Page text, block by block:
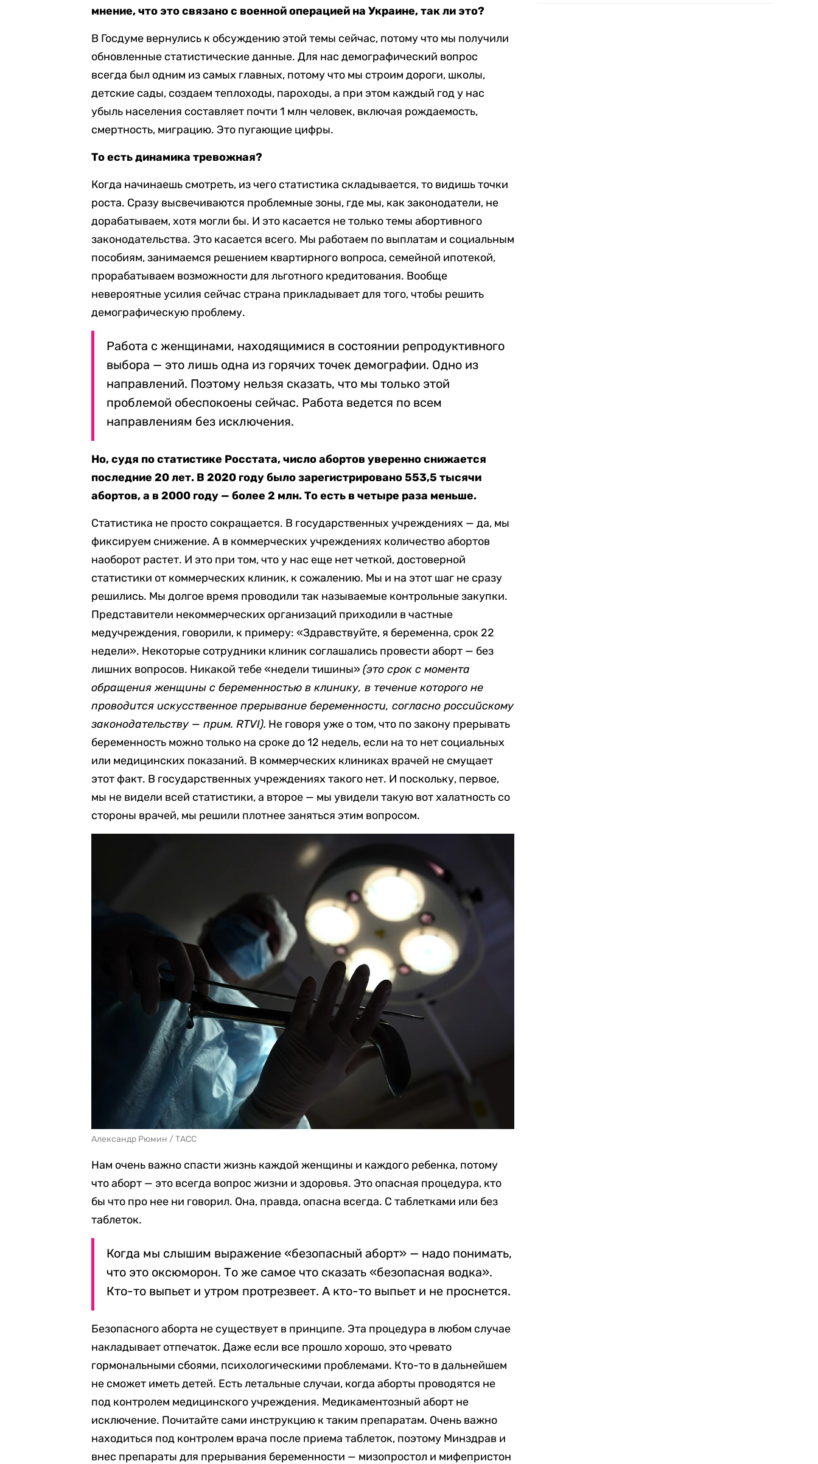
мнение, что это связано с военной операцией на Украине, так ли это?
В Госдуме вернулись к обсуждению этой темы сейчас, потому что мы получили
обновленные статистические данные. Для нас демографический вопрос
всегда был одним из самых главных, потому что мы строим дороги, школы,
детские сады, создаем теплоходы, пароходы, а при этом каждый год у нас
убыль населения составляет почти 1 млн человек, включая рождаемость,
смертность, миграцию. Это пугающие цифры.
То есть динамика тревожная?
Когда начинаешь смотреть, из чего статистика складывается, то видишь точки
роста. Сразу высвечиваются проблемные зоны, где мы, как законодатели, не
дорабатываем, хотя могли бы. И это касается не только темы абортивного
законодательства. Это касается всего. Мы работаем по выплатам и социальным
пособиям, занимаемся решением квартирного вопроса, семейной ипотекой,
прорабатываем возможности для льготного кредитования. Вообще
невероятные усилия сейчас страна прикладывает для того, чтобы решить
демографическую проблему.
Работа с женщинами, находящимися в состоянии репродуктивного
выбора — это лишь одна из горячих точек демографии. Одно из
направлений. Поэтому нельзя сказать, что мы только этой
проблемой обеспокоены сейчас. Работа ведется по всем
направлениям без исключения.
Но, судя по статистике Росстата, число абортов уверенно снижается
последние 20 лет. В 2020 году было зарегистрировано 553,5 тысячи
абортов, а в 2000 году — более 2 млн. То есть в четыре раза меньше.
Статистика не просто сокращается. В государственных учреждениях — да, мы
фиксируем снижение. А в коммерческих учреждениях количество абортов
наоборот растет. И это при том, что у нас еще нет четкой, достоверной
статистики от коммерческих клиник, к сожалению. Мы и на этот шаг не сразу
решились. Мы долгое время проводили так называемые контрольные закупки.
Представители некоммерческих организаций приходили в частные
медучреждения, говорили, к примеру: «Здравствуйте, я беременна, срок 22
недели». Некоторые сотрудники клиник соглашались провести аборт — без
лишних вопросов. Никакой тебе«недели тишины»(это срок с момента
обращения женщины с беременностью в клинику, в течение которого не
проводится искусственное прерывание беременности, согласно российскому
законодательству — прим. RTVI). Не говоря уже о том, что по закону прерывать
беременность можно только на сроке до 12 недель, если на то нет социальных
или медицинских показаний. В коммерческих клиниках врачей не смущает
этот факт. В государственных учреждениях такого нет. И поскольку, первое,
мы не видели всей статистики, а второе — мы увидели такую вот халатность со
стороны врачей, мы решили плотнее заняться этим вопросом.
Александр Рюмин / ТАСС
Нам очень важно спасти жизнь каждой женщины и каждого ребенка, потому
что аборт — это всегда вопрос жизни и здоровья. Это опасная процедура, кто
бы что про нее ни говорил. Она, правда, опасна всегда. С таблетками или без
таблеток.
Когда мы слышим выражение «безопасный аборт» — надо понимать,
что это оксюморон. То же самое что сказать «безопасная водка».
Кто-то выпьет и утром протрезвеет. А кто-то выпьет и не проснется.
Безопасного аборта не существует в принципе. Эта процедура в любом случае
накладывает отпечаток. Даже если все прошло хорошо, это чревато
гормональными сбоями, психологическими проблемами. Кто-то в дальнейшем
не сможет иметь детей. Есть летальные случаи, когда аборты проводятся не
под контролем медицинского учреждения. Медикаментозный аборт не
исключение. Почитайте сами инструкцию к таким препаратам. Очень важно
находиться под контролем врача после приема таблеток, поэтому Минздрав и
внес препараты для прерывания беременности — мизопростол и мифепристон